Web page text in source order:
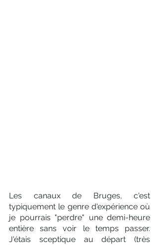
Les canaux de Bruges, c'est
typiquement le genre d'expérience où
je pourrais "perdre" une demi-heure
entière sans voir le temps passer.
J'étais sceptique au départ (très